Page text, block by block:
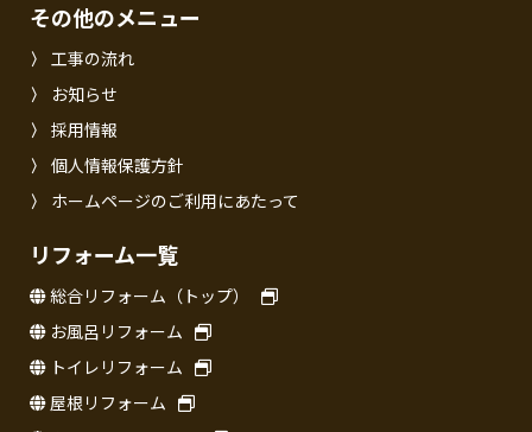
その他のメニュー
工事の流れ
お知らせ
採用情報
個人情報保護方針
ホームページのご利用にあたって
リフォーム一覧
総合リフォーム（トップ）
お風呂リフォーム
トイレリフォーム
屋根リフォーム